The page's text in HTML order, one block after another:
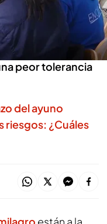
en la salud
y en el IMC
retrasar la hora
peor tolerancia
del ayuno
riesgos: ¿Cuáles